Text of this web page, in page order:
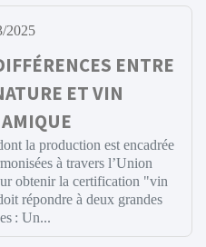
2025
ENTRE
ET VIN
la production est encadrée
à travers l’Union
obtenir la certification "vin
répondre à deux grandes
: Un...